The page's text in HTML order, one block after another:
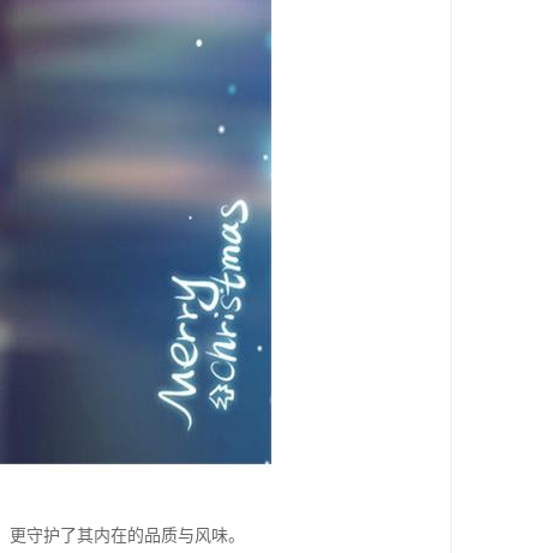
守护了其内在的品质与风味。